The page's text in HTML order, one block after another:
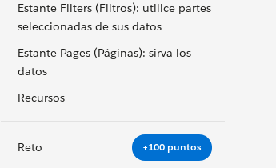
Estante Filters (Filtros): utilice partes
seleccionadas de sus datos
Estante Pages (Páginas): sirva los
datos
Recursos
Reto +100 puntos